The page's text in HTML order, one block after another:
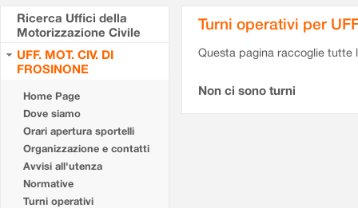
Ricerca Uffici della
Motorizzazione Civile
UFF. MOT. CIV. DI
FROSINONE
Home Page
Dove siamo
Orari apertura sportelli
Organizzazione e contatti
Avvisi all'utenza
Normative
Turni operativi
Turni operativi per
Questa pagina raccoglie tutte
Non ci sono turni